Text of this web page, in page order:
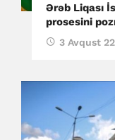
Ərəb Liqası
prosesini
3 Avqust